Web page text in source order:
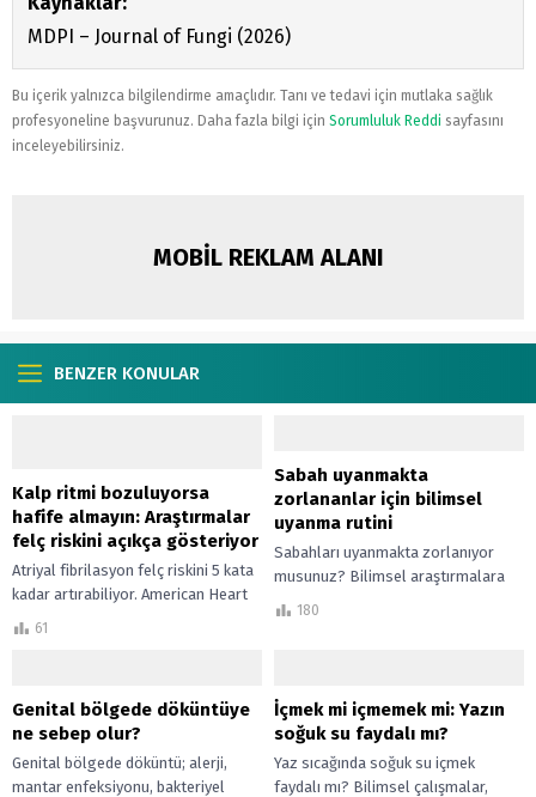
MDPI – Journal of Fungi (2026)
Bu içerik yalnızca bilgilendirme amaçlıdır. Tanı ve tedavi için mutlaka sağlık
profesyoneline başvurunuz. Daha fazla bilgi için Sorumluluk Reddi sayfasını
inceleyebilirsiniz.
MOBİL REKLAM ALANI
BENZER KONULAR
Kalp ritmi bozuluyorsa
hafife almayın: Araştırmalar
felç riskini açıkça gösteriyor
Atriyal fibrilasyon felç riskini 5 kata
kadar artırabiliyor. American Heart
Association verileri ve Mayo Clinic
61
Sabah uyanmakta
zorlananlar için bilimsel
uyanma rutini
Sabahları uyanmakta zorlanıyor
musunuz? Bilimsel araştırmalara
dayalı bu sabah rutiniyle enerjik bir
180
Genital bölgede döküntüye
ne sebep olur?
Genital bölgede döküntü; alerji,
mantar enfeksiyonu, bakteriyel
İçmek mi içmemek mi: Yazın
soğuk su faydalı mı?
Yaz sıcağında soğuk su içmek
faydalı mı? Bilimsel çalışmalar,